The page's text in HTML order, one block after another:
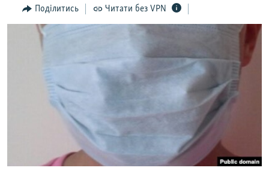
Перейти
до
ПОГЛЯД
ІНТЕРВ'Ю
ВІДЕОУРОКИ «ELIFBE»
СВІДЧЕННЯ ОКУПАЦІЇ
УКРАЇНСЬКА ПРОБЛЕМА КРИМУ
ЯК ОБІЙТИ БЛОКУВАННЯ
Поділитись Читати без VPN